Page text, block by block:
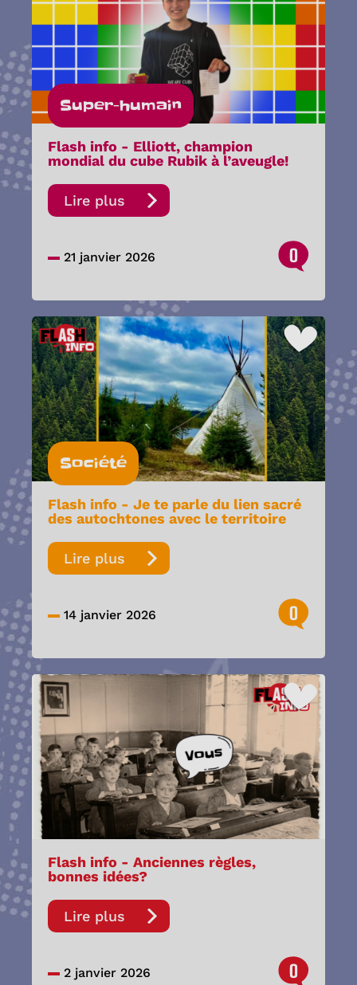
Super-humain
Flash info - Elliott, champion
mondial du cube Rubik à l’aveugle!
Lire plus
21 janvier 2026 0
Société
Flash info - Je te parle du lien sacré
des autochtones avec le territoire
Lire plus
14 janvier 2026 0
Flash info - Anciennes règles,
bonnes idées?
Lire plus
2 janvier 2026 0